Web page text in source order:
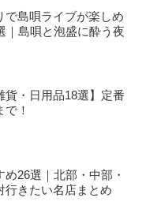
で島唄ライブが楽しめ
｜島唄と泡盛に酔う夜
貨・日用品18選】定番
！
26選｜北部・中部・
行きたい名店まとめ